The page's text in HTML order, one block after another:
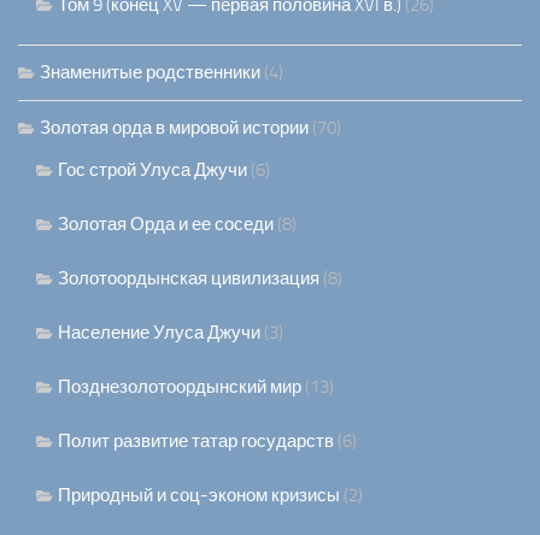
Том 9 (конец XV — первая половина XVI в.) (26)
Знаменитые родственники (4)
Золотая орда в мировой истории (70)
Гос строй Улуса Джучи (6)
Золотая Орда и ее соседи (8)
Золотоордынская цивилизация (8)
Население Улуса Джучи (3)
Позднезолотоордынский мир (13)
Полит развитие татар государств (6)
Природный и соц-эконом кризисы (2)